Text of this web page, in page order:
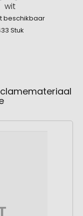
wit
beschikbaar
Stuk